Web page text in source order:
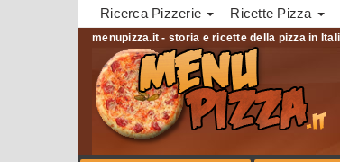
Ricerca Pizzerie Ricette Pizza
menupizza.it - storia e ricette della pizza in